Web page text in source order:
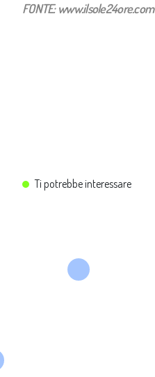
FONTE: www.ilsole24ore.com
Ti potrebbe interessare